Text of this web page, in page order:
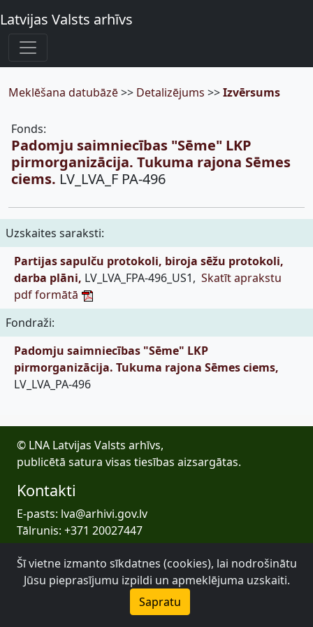
Latvijas Valsts arhīvs
Meklēšana datubāzē>> Detalizējums >>Izvērsums
Fonds:
Padomju saimniecības "Sēme" LKP
pirmorganizācija. Tukuma rajona Sēmes
ciems. LV_LVA_F PA-496
Uzskaites saraksti:
Partijas sapulču protokoli, biroja sēžu protokoli,
darba plāni, LV_LVA_FPA-496_US1, Skatīt aprakstu
pdf formātā
Fondraži:
Padomju saimniecības "Sēme" LKP
pirmorganizācija. Tukuma rajona Sēmes ciems,
LV_LVA_PA-496
© LNA Latvijas Valsts arhīvs,
publicētā satura visas tiesības aizsargātas.
Kontakti
E-pasts: lva@arhivi.gov.lv
Tālrunis: +371 20027447
Bezdelīgu 1A, Rīga
Latvijas Valsts arhīvs
Šī vietne izmanto sīkdatnes (cookies), lai nodrošinātu
Jūsu pieprasījumu izpildi un apmeklējuma uzskaiti.
Sapratu